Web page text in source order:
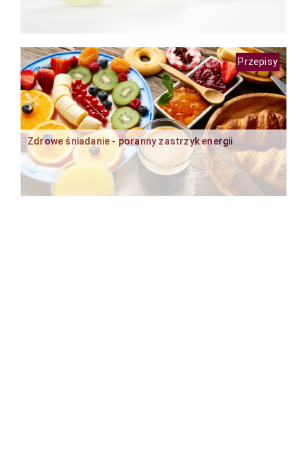
Zdrowe śniadanie - poranny zastrzyk energii
Przepisy